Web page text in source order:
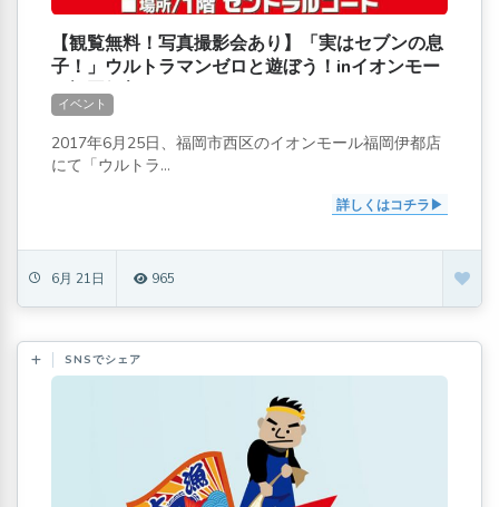
【観覧無料！写真撮影会あり】「実はセブンの息
子！」ウルトラマンゼロと遊ぼう！inイオンモー
ル福岡伊都
イベント
2017年6月25日、福岡市西区のイオンモール福岡伊都店
にて「ウルトラ...
詳しくはコチラ
6月 21日 965
SNSでシェア